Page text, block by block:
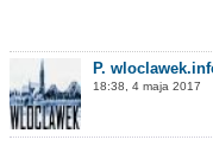
P.
18:38, 4 maja 2017